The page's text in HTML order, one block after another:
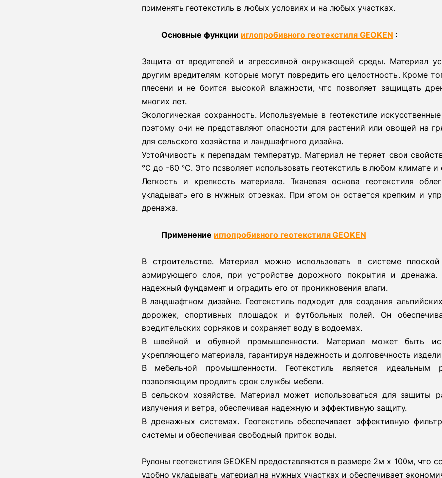
применять геотекстиль в любых условиях и на любых участках.
Основные функции иглопробивного геотекстиля GEOKEN :
Защита от вредителей и агрессивной окружающей среды. Материал
другим вредителям, которые могут повредить его целостность. Кроме
плесени и не боится высокой влажности, что позволяет защищать
многих лет.
Экологическая сохранность. Используемые в геотекстиле
поэтому они не представляют опасности для растений или овощей на
для сельского хозяйства и ландшафтного дизайна.
Устойчивость к перепадам температур. Материал не теряет свои
°C до -60 °C. Это позволяет использовать геотекстиль в любом климате и
Легкость и крепкость материала. Тканевая основа геотекстиля
укладывать его в нужных отрезках. При этом он остается крепким и
дренажа.
Применение иглопробивного геотекстиля GEOKEN
В строительстве. Материал можно использовать в системе
армирующего слоя, при устройстве дорожного покрытия и дренажа.
надежный фундамент и оградить его от проникновения влаги.
В ландшафтном дизайне. Геотекстиль подходит для создания
дорожек, спортивных площадок и футбольных полей. Он
вредительских сорняков и сохраняет воду в водоемах.
В швейной и обувной промышленности. Материал может быть
укрепляющего материала, гарантируя надежность и долговечность
В мебельной промышленности. Геотекстиль является
позволяющим продлить срок службы мебели.
В сельском хозяйстве. Материал может использоваться для защиты
излучения и ветра, обеспечивая надежную и эффективную защиту.
В дренажных системах. Геотекстиль обеспечивает эффективную
системы и обеспечивая свободный приток воды.
Рулоны геотекстиля GEOKEN предоставляются в размере 2м x 100м, что
удобно укладывать материал на нужных участках и обеспечивает